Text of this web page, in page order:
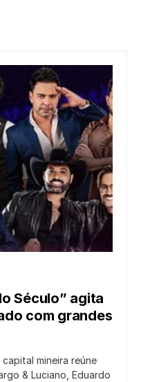
Século” agita
com grandes
mineira reúne
& Luciano, Eduardo